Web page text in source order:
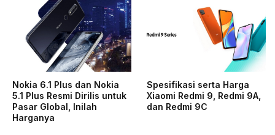
Nokia 6.1 Plus dan Nokia
5.1 Plus Resmi Dirilis untuk
Pasar Global, Inilah
Harganya
Spesifikasi serta Harga
Xiaomi Redmi 9, Redmi 9A,
dan Redmi 9C